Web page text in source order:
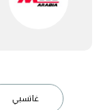
غاتسبي